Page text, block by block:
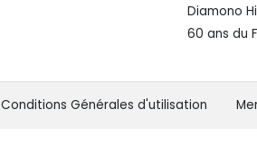
Diamono
60 ans du
Conditions Générales d'utilisation